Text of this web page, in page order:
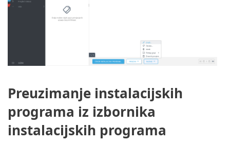
Preuzimanje instalacijskih
programa iz izbornika
instalacijskih programa